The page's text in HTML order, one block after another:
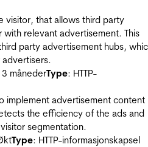
visitor, that allows third party
relevant advertisement. This
party advertisement hubs,
månederType: HTTP-
implement advertisement content
the efficiency of the ads and
segmentation.
Type: HTTP-informasjonskapsel